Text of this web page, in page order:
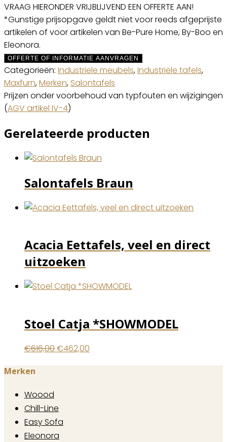
VRAAG HIERONDER VRIJBLIJVEND EEN OFFERTE AAN!
*Gunstige prijsopgave geldt niet voor reeds afgeprijste
artikelen of voor artikelen van Be-Pure Home, By-Boo en
Eleonora.
OFFERTE OF INFORMATIE AANVRAGEN
Categorieën: Industriele meubels,Industriële tafels,
Maxfurn,Merken, Salontafels
Prijzen onder voorbehoud van typfouten en wijzigingen
(AGV artikel IV-4)
Gerelateerde producten
Salontafels Braun
Acacia Eettafels, veel en direct
uitzoeken
Stoel Catja *SHOWMODEL
€616,00Oorspronkelijke
€462,00
Merken
Woood
Chill-Line
Easy Sofa
Eleonora